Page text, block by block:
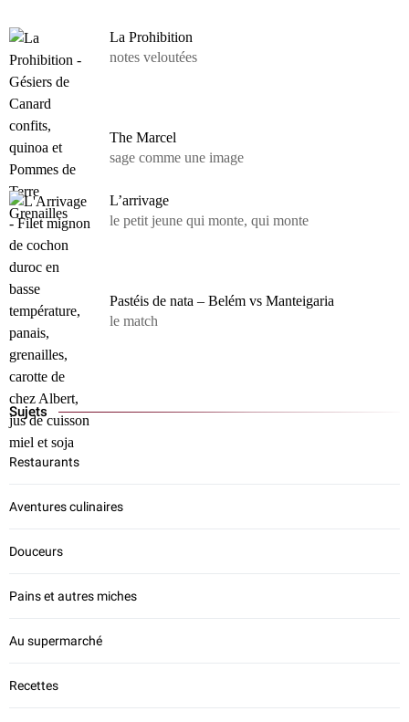
La Prohibition
notes veloutées
The Marcel
sage comme une image
L’arrivage
le petit jeune qui monte, qui monte
Pastéis de nata – Belém vs Manteigaria
le match
Sujets
Restaurants
Aventures culinaires
Douceurs
Pains et autres miches
Au supermarché
Recettes